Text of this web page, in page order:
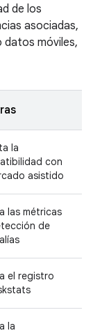
de los
asociadas,
móviles,
la
con
asistido
las métricas
de
el registro
la